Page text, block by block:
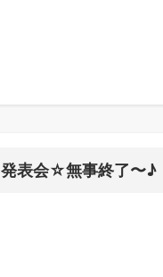
発表会☆無事終了〜♪